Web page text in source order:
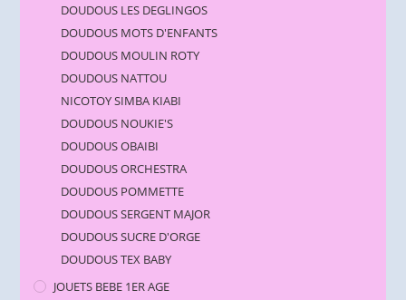
DOUDOUS LES DEGLINGOS
DOUDOUS MOTS D'ENFANTS
DOUDOUS MOULIN ROTY
DOUDOUS NATTOU
NICOTOY SIMBA KIABI
DOUDOUS NOUKIE'S
DOUDOUS OBAIBI
DOUDOUS ORCHESTRA
DOUDOUS POMMETTE
DOUDOUS SERGENT MAJOR
DOUDOUS SUCRE D'ORGE
DOUDOUS TEX BABY
JOUETS BEBE 1ER AGE